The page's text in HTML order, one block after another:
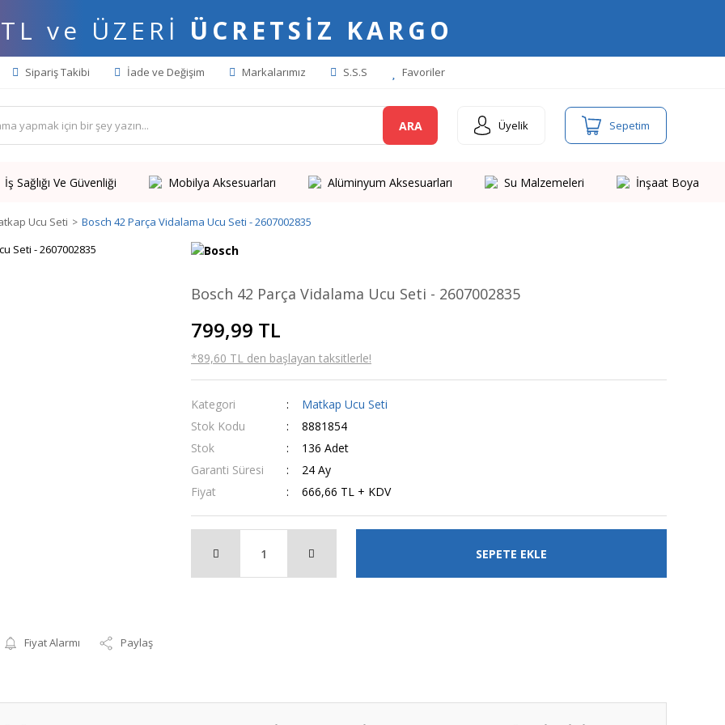
ve ÜZERİ ÜCRETSİZ KARGO
Sipariş Takibi İade ve Değişim Markalarımız S.S.S Favoriler
ARA Üyelik Sepetim
İş Sağlığı Ve Güvenliği Mobilya Aksesuarları Alüminyum Aksesuarları Su Malzemeleri İnşaat Boya
Ucu Seti Bosch 42 Parça Vidalama Ucu Seti - 2607002835
Fiyat Alarmı Paylaş
Bosch 42 Parça Vidalama Ucu Seti - 2607002835
799,99 TL
*89,60 TL den başlayan taksitlerle!
Kategori
Matkap Ucu Seti
Stok Kodu
8881854
Stok
136 Adet
Garanti Süresi
24 Ay
Fiyat
666,66 TL + KDV
SEPETE EKLE